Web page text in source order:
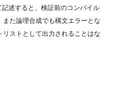
述すると、検証前のコンパイル
た論理合成でも構文エラーとな
ストとして出力されることはな